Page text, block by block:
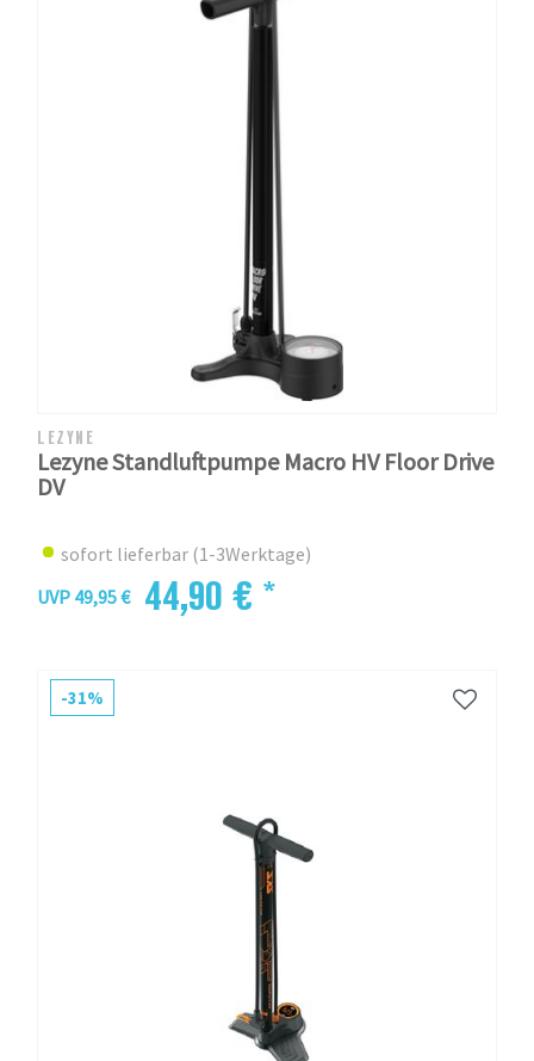
LEZYNE
Lezyne Standluftpumpe Macro HV Floor Drive
DV
sofort lieferbar (1-3Werktage)
UVP 49,95 €
44,90 € *
-31%